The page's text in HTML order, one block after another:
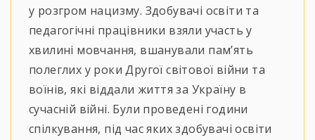
у розгром нацизму. Здобувачі освіти та
педагогічні працівники взяли участь у
хвилині мовчання, вшанували пам’ять
полеглих у роки Другої світової війни та
воїнів, які віддали життя за Україну в
сучасній війні. Були проведені години
спілкування, під час яких здобувачі освіти